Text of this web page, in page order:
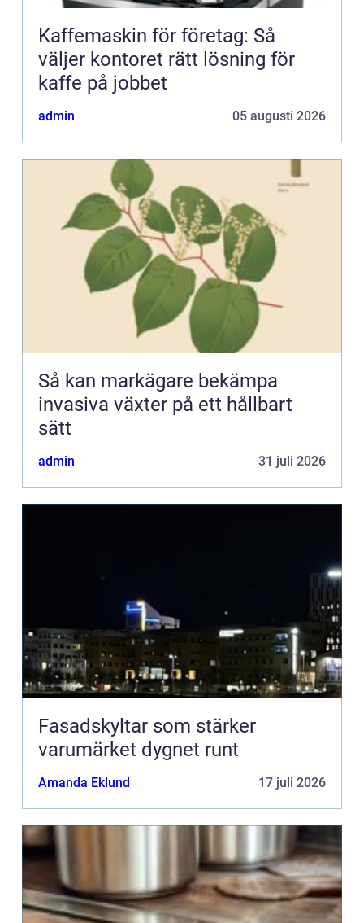
Kaffemaskin för företag: Så
väljer kontoret rätt lösning för
kaffe på jobbet
admin 05 augusti 2026
Så kan markägare bekämpa
invasiva växter på ett hållbart
sätt
admin 31 juli 2026
Fasadskyltar som stärker
varumärket dygnet runt
Amanda Eklund 17 juli 2026